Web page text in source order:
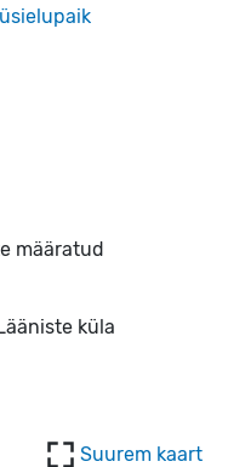
määratud
küla
Suurem kaart